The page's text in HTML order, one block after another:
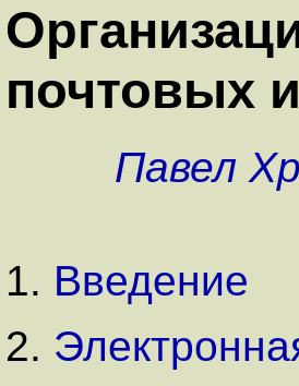
почтовых
Павел
1. Введение
2.